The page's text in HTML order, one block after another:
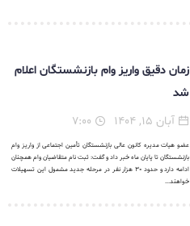
زمان دقیق واریز وام بازنشستگان اعلام
شد
آبان ۱۵, ۱۴۰۴
عضو هیات مدیره کانون عالی بازنشستگان تأمین اجتماعی از واریز وام
بازنشستگان تا پایان ماه خبر داد و گفت: ثبت نام متقاضیان وام همچنان
ادامه دارد و حدود ۳۰ هزار نفر در مرحله جدید مشمول این تسهیلات
خواهند...